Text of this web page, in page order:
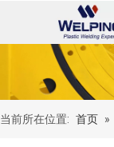
当前所在位置: 首页 »